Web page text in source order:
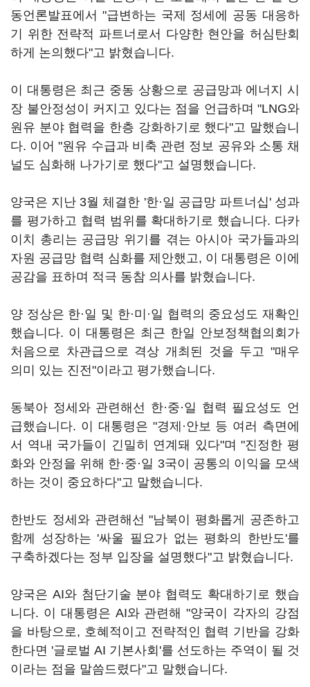
동언론발표에서 "급변하는 국제 정세에 공동 대응하
기 위한 전략적 파트너로서 다양한 현안을 허심탄회
하게 논의했다"고 밝혔습니다.
이 대통령은 최근 중동 상황으로 공급망과 에너지 시
장 불안정성이 커지고 있다는 점을 언급하며 "LNG와
원유 분야 협력을 한층 강화하기로 했다"고 말했습니
다. 이어 "원유 수급과 비축 관련 정보 공유와 소통 채
널도 심화해 나가기로 했다"고 설명했습니다.
양국은 지난 3월 체결한 '한·일 공급망 파트너십' 성과
를 평가하고 협력 범위를 확대하기로 했습니다. 다카
이치 총리는 공급망 위기를 겪는 아시아 국가들과의
자원 공급망 협력 심화를 제안했고, 이 대통령은 이에
공감을 표하며 적극 동참 의사를 밝혔습니다.
양 정상은 한·일 및 한·미·일 협력의 중요성도 재확인
했습니다. 이 대통령은 최근 한일 안보정책협의회가
처음으로 차관급으로 격상 개최된 것을 두고 "매우
의미 있는 진전"이라고 평가했습니다.
동북아 정세와 관련해선 한·중·일 협력 필요성도 언
급했습니다. 이 대통령은 "경제·안보 등 여러 측면에
서 역내 국가들이 긴밀히 연계돼 있다"며 "진정한 평
화와 안정을 위해 한·중·일 3국이 공통의 이익을 모색
하는 것이 중요하다"고 말했습니다.
한반도 정세와 관련해선 "남북이 평화롭게 공존하고
함께 성장하는 '싸울 필요가 없는 평화의 한반도'를
구축하겠다는 정부 입장을 설명했다"고 밝혔습니다.
양국은 AI와 첨단기술 분야 협력도 확대하기로 했습
니다. 이 대통령은 AI와 관련해 "양국이 각자의 강점
을 바탕으로, 호혜적이고 전략적인 협력 기반을 강화
한다면 '글로벌 AI 기본사회'를 선도하는 주역이 될 것
이라는 점을 말씀드렸다"고 말했습니다.